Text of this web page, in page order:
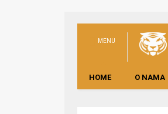
MENU
HOME O NAMA